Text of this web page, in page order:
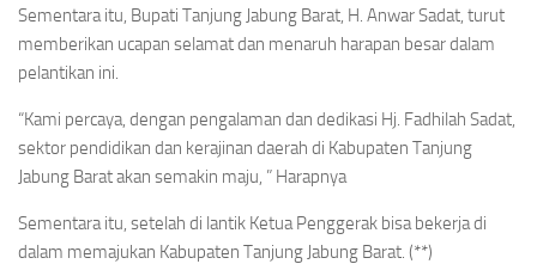
Sementara itu, Bupati Tanjung Jabung Barat, H. Anwar Sadat, turut
memberikan ucapan selamat dan menaruh harapan besar dalam
pelantikan ini.
“Kami percaya, dengan pengalaman dan dedikasi Hj. Fadhilah Sadat,
sektor pendidikan dan kerajinan daerah di Kabupaten Tanjung
Jabung Barat akan semakin maju, ” Harapnya
Sementara itu, setelah di lantik Ketua Penggerak bisa bekerja di
dalam memajukan Kabupaten Tanjung Jabung Barat. (**)